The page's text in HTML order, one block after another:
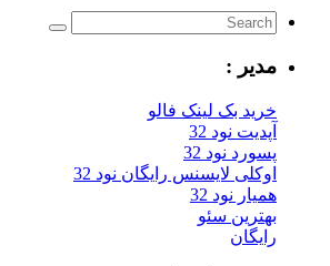
مدیر :
خرید بک لینک فالو
آپدیت نود 32
پسورد نود 32
اوکلی لایسنس رایگان نود 32
همیار نود 32
بهترین سئو
رایگان